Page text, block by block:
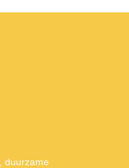
duurzame